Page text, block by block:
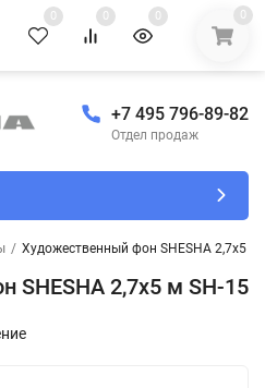
0 0 0 0
+7 495 796-89-82
Отдел продаж
/ Художественный фон SHESHA 2,7х5 м
SHESHA 2,7х5 м SH-15